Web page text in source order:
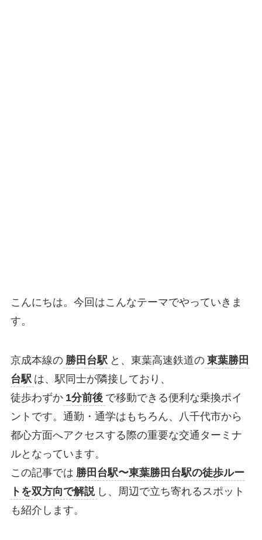
こんにちは。今回はこんなテーマでやっていきま
す。
京成本線の 勝田台駅 と、東葉高速鉄道の 東葉勝田
台駅 は、駅同士が隣接しており、
徒歩わずか 1分前後 で移動できる便利な乗換ポイ
ントです。通勤・通学はもちろん、八千代市から
都心方面へアクセスする際の重要な交通ターミナ
ルとなっています。
この記事では 勝田台駅〜東葉勝田台駅の徒歩ルー
トを双方向で解説 し、周辺で立ち寄れるスポット
も紹介します。